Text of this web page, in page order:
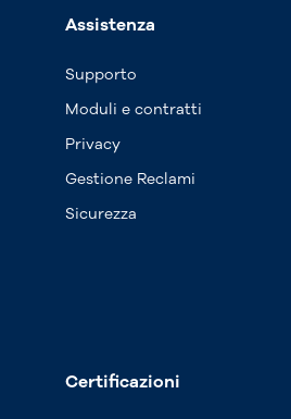
Assistenza
Supporto
Moduli e contratti
Privacy
Gestione Reclami
Sicurezza
Certificazioni